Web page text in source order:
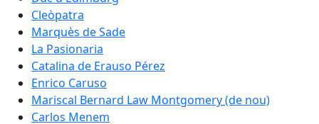
Cleòpatra
Marquès de Sade
La Pasionaria
Catalina de Erauso Pérez
Enrico Caruso
Mariscal Bernard Law Montgomery (de nou)
Carlos Menem